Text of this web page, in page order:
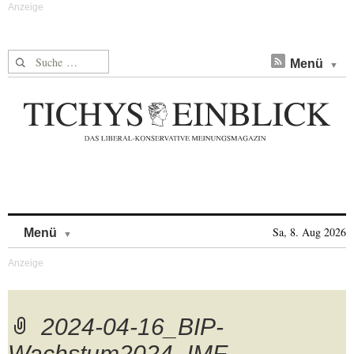
Suche nach: Menü
Menü Sa, 8. Aug 2026
2024-04-16_BIP-